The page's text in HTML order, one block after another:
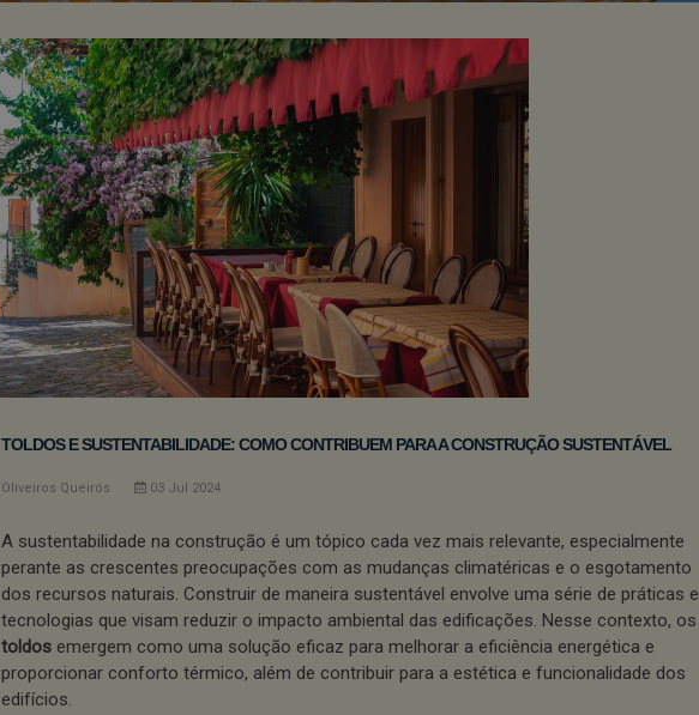
TOLDOS E SUSTENTABILIDADE: COMO CONTRIBUEM PARA A CONSTRUÇÃO SUSTENTÁVEL
Oliveiros Queirós 03 Jul 2024
A sustentabilidade na construção é um tópico cada vez mais relevante, especialmente
perante as crescentes preocupações com as mudanças climatéricas e o esgotamento
dos recursos naturais. Construir de maneira sustentável envolve uma série de práticas e
tecnologias que visam reduzir o impacto ambiental das edificações. Nesse contexto, os
toldos emergem como uma solução eficaz para melhorar a eficiência energética e
proporcionar conforto térmico, além de contribuir para a estética e funcionalidade dos
edifícios.